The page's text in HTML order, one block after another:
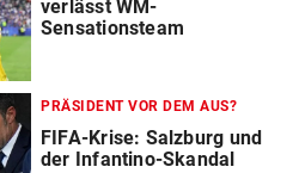
verlässt WM-
Sensationsteam
PRÄSIDENT VOR DEM AUS?
FIFA-Krise: Salzburg und
der Infantino-Skandal